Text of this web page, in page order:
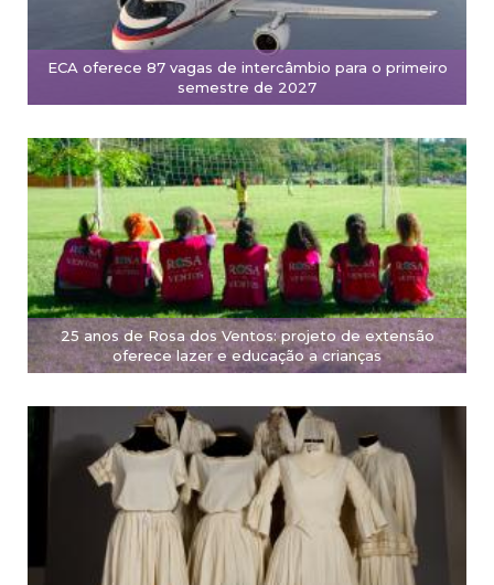
ECA oferece 87 vagas de intercâmbio para o primeiro
semestre de 2027
25 anos de Rosa dos Ventos: projeto de extensão
oferece lazer e educação a crianças